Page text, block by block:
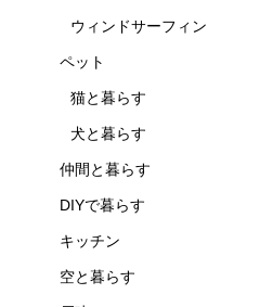
ウィンドサーフィン
ペット
猫と暮らす
犬と暮らす
仲間と暮らす
DIYで暮らす
キッチン
空と暮らす